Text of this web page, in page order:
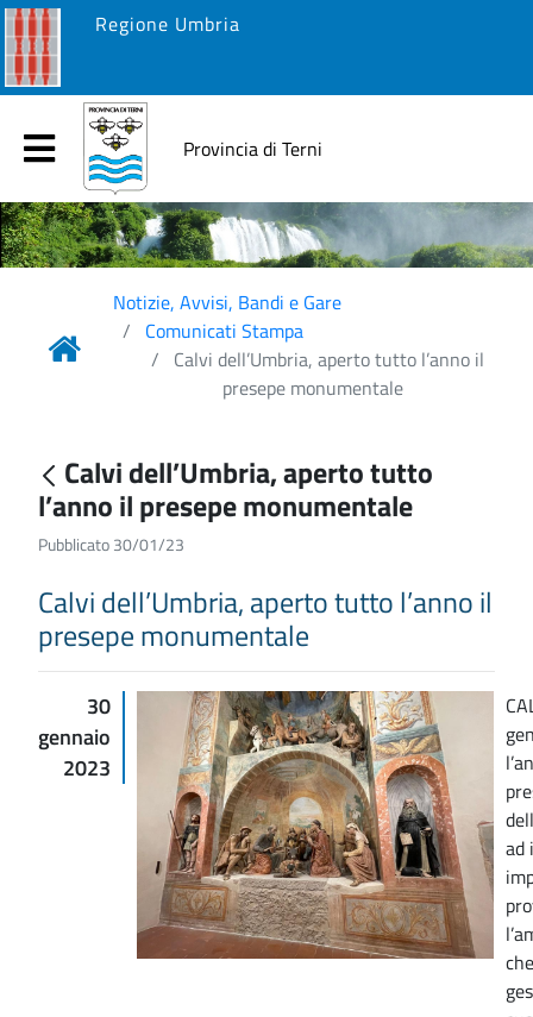
Regione Umbria
Provincia di Terni
Notizie, Avvisi, Bandi e Gare
Comunicati Stampa
Calvi dell’Umbria, aperto tutto l’anno il
presepe monumentale
Calvi dell’Umbria, aperto tutto
l’anno il presepe monumentale
Pubblicato 30/01/23
Calvi dell’Umbria, aperto tutto l’anno il
presepe monumentale
30
gennaio
2023
ad